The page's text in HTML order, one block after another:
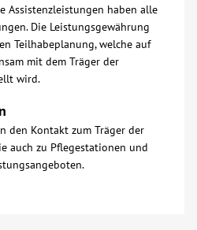
Assistenzleistungen haben alle
Die Leistungsgewährung
Teilhabeplanung, welche auf
mit dem Träger der
wird.
den Kontakt zum Träger der
auch zu Pflegestationen und